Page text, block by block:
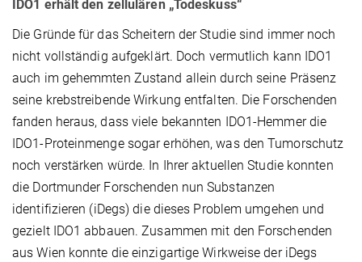
IDO1 erhält den zellulären „Todeskuss“
Die Gründe für das Scheitern der Studie sind immer noch
nicht vollständig aufgeklärt. Doch vermutlich kann IDO1
auch im gehemmten Zustand allein durch seine Präsenz
seine krebstreibende Wirkung entfalten. Die Forschenden
fanden heraus, dass viele bekannten IDO1-Hemmer die
IDO1-Proteinmenge sogar erhöhen, was den Tumorschutz
noch verstärken würde. In Ihrer aktuellen Studie konnten
die Dortmunder Forschenden nun Substanzen
identifizieren (iDegs) die dieses Problem umgehen und
gezielt IDO1 abbauen. Zusammen mit den Forschenden
aus Wien konnte die einzigartige Wirkweise der iDegs